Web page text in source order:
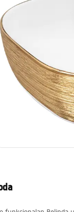
paravani
pipe, slavine